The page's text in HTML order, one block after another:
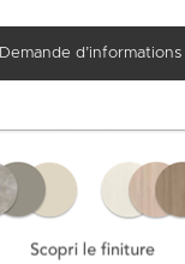
Demande d’informations